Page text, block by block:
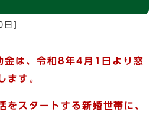
は、令和8年4月1日より窓
ます。
をスタートする新婚世帯に、